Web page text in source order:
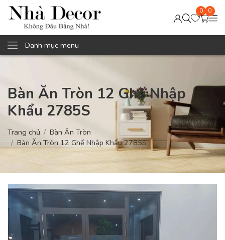
0 0
Danh mục menu
Bàn Ăn Tròn 12 Ghế Nhập
Khẩu 2785S
Trang chủ
Bàn Ăn Tròn
Bàn Ăn Tròn 12 Ghế Nhập Khẩu 2785S